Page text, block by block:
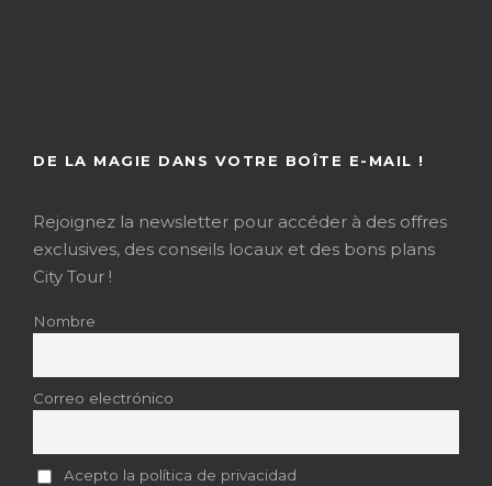
DE LA MAGIE DANS VOTRE BOÎTE E-MAIL !
Rejoignez la newsletter pour accéder à des offres
exclusives, des conseils locaux et des bons plans
City Tour !
Nombre
Correo electrónico
Acepto la política de privacidad